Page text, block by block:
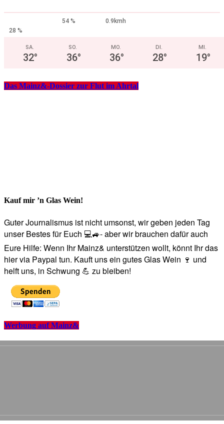
54 %
0.9kmh
28 %
SA.
32°
SO.
36°
MO.
36°
DI.
28°
MI.
19°
Das Mainz&-Dossier zur Flut im Ahrtal
Kauf mir ’n Glas Wein!
Guter Journalismus ist nicht umsonst, wir geben jeden Tag
unser Bestes für Euch 💻🚙- aber wir brauchen dafür auch
Eure Hilfe: Wenn Ihr Mainz& unterstützen wollt, könnt Ihr das
hier via Paypal tun. Kauft uns ein gutes Glas Wein 🍷 und
helft uns, in Schwung 💪 zu bleiben!
Werbung auf Mainz&